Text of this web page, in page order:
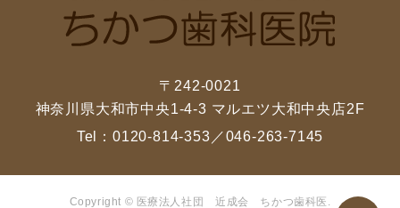
〒242-0021
神奈川県大和市中央1-4-3 マルエツ大和中央店2F
Tel：0120-814-353 ／046-263-7145
Copyright © 医療法人社団 近成会 ちかつ歯科医.